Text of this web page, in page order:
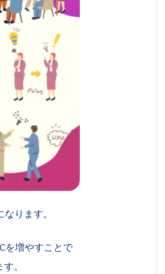
ります。
を増やすことで
。